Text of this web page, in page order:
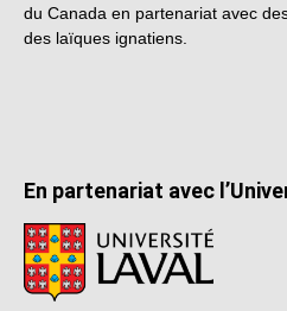
du Canada en partenariat avec
des laïques ignatiens.
En partenariat avec